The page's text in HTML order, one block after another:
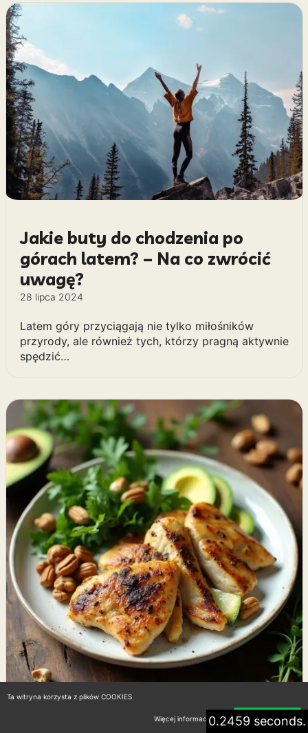
Jakie buty do chodzenia po
górach latem? – Na co zwrócić
uwagę?
28 lipca 2024
Latem góry przyciągają nie tylko miłośników
przyrody, ale również tych, którzy pragną aktywnie
spędzić…
0.2459 seconds.
Ta witryna korzysta z plików COOKIES
Więcej informacji Akceptuję